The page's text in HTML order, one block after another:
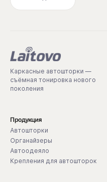
Каркасные автошторки —
съёмная тонировка нового
поколения
Продукция
Автошторки
Органайзеры
Автоодеяло
Крепления для автошторок